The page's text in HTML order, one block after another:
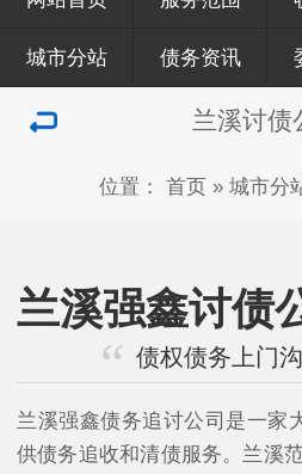
城市分站 债务资讯
兰溪讨债
位置： 首页» 城市分
兰溪强鑫讨债
债权债务上门
兰溪强鑫债务追讨公司是一家
供债务追收和清债服务。兰溪